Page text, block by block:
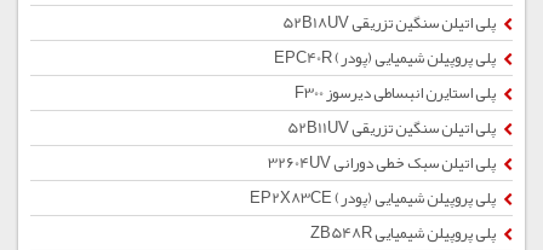
پلی اتیلن سنگین تزریقی 52B18UV
پلی پروپیلن شیمیایی (پودر) EPC40R
پلی استایرن انبساطی دیرسوز F300
پلی اتیلن سنگین تزریقی 52B11UV
پلی اتیلن سبک خطی دورانی 32604UV
پلی پروپیلن شیمیایی (پودر) EP2X83CE
پلی پروپیلن شیمیایی ZB548R